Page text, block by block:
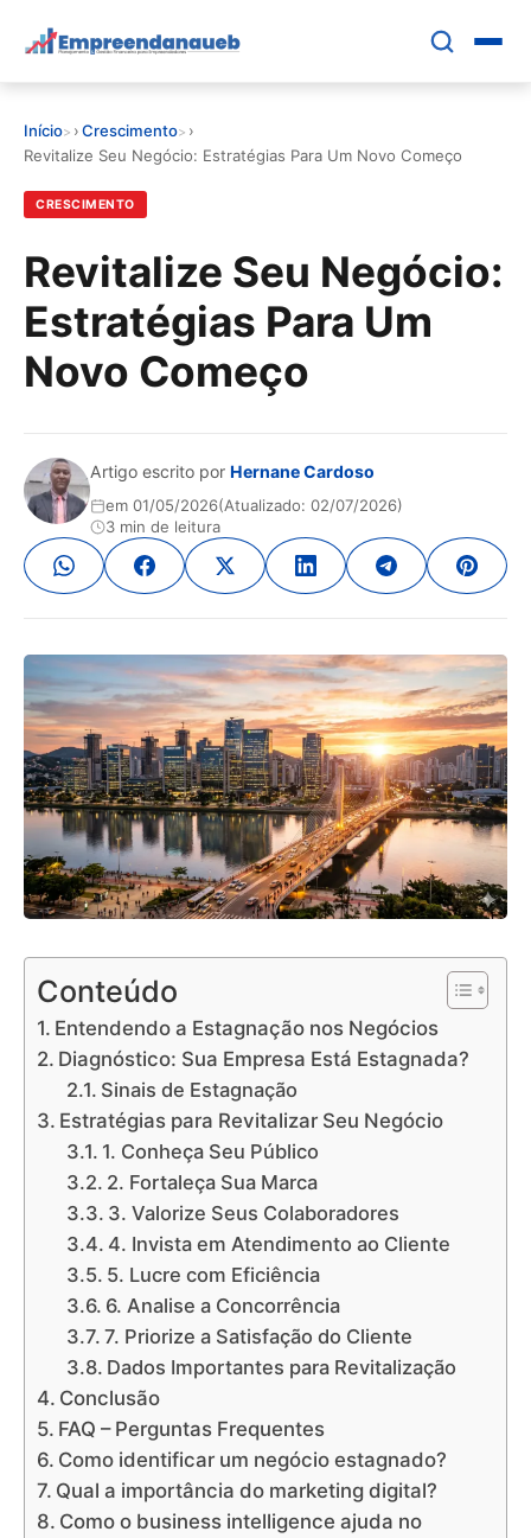
para
principal
EDUCAR E CRESCER
CRESCIMENTO
CONTROLE FINANCEIRO
FERRAMENTAS
Início ›Crescimento
›
Revitalize Seu Negócio: Estratégias Para Um Novo Começo
CRESCIMENTO
Revitalize Seu Negócio:
Estratégias Para Um
Novo Começo
Artigo escrito por Hernane Cardoso
em 01/05/2026(Atualizado: 02/07/2026)
3 min de leitura
Conteúdo
Entendendo a Estagnação nos Negócios
Diagnóstico: Sua Empresa Está Estagnada?
Sinais de Estagnação
Estratégias para Revitalizar Seu Negócio
1. Conheça Seu Público
2. Fortaleça Sua Marca
3. Valorize Seus Colaboradores
4. Invista em Atendimento ao Cliente
5. Lucre com Eficiência
6. Analise a Concorrência
7. Priorize a Satisfação do Cliente
Dados Importantes para Revitalização
Conclusão
FAQ – Perguntas Frequentes
Como identificar um negócio estagnado?
Qual a importância do marketing digital?
Como o business intelligence ajuda no